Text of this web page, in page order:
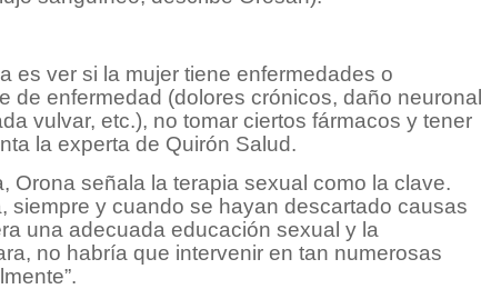
es ver si la mujer tiene enfermedades o
de enfermedad (dolores crónicos, daño neuronal
vulvar, etc.), no tomar ciertos fármacos y tener
la experta de Quirón Salud.
Orona señala la terapia sexual como la clave.
siempre y cuando se hayan descartado causas
una adecuada educación sexual y la
no habría que intervenir en tan numerosas